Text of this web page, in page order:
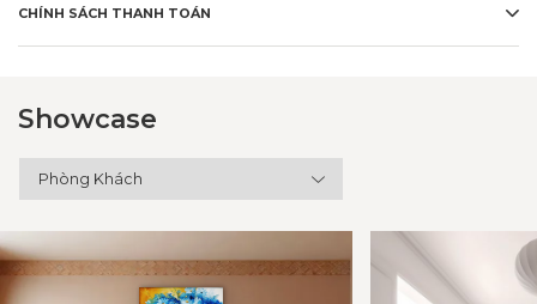
CHÍNH SÁCH THANH TOÁN
Showcase